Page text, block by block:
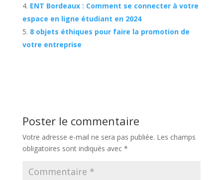
ENT Bordeaux : Comment se connecter à votre
espace en ligne étudiant en 2024
8 objets éthiques pour faire la promotion de
votre entreprise
Poster le commentaire
Votre adresse e-mail ne sera pas publiée. Les champs
obligatoires sont indiqués avec *